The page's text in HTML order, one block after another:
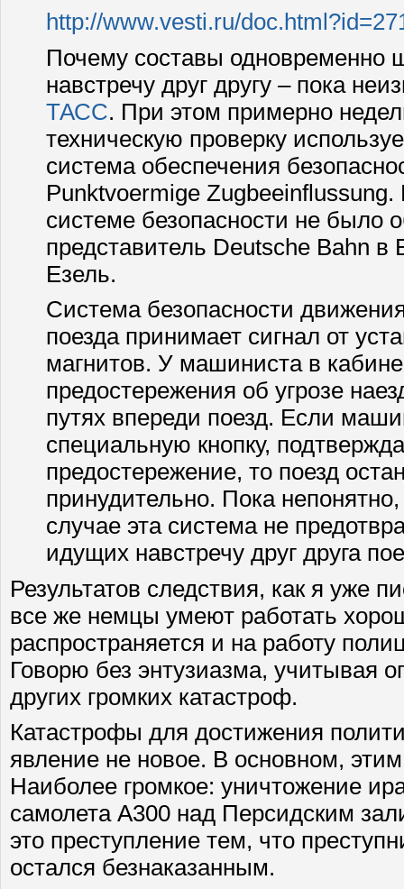
http://www.vesti.ru/
Почему составы одновременно
навстречу друг другу – пока
ТАСС. При этом примерно
техническую проверку
система обеспечения
Punktvoermige
системе безопасности не было
представитель Deutsche Bahn
Езель.
Система безопасности
поезда принимает сигнал от
магнитов. У машиниста в кабине
предостережения об угрозе
путях впереди поезд. Если
специальную кнопку,
предостережение, то поезд
принудительно. Пока
случае эта система не
идущих навстречу друг друга
Результатов следствия, как я уже
все же немцы умеют работать
распространяется и на работу
Говорю без энтузиазма, учитывая
других громких катастроф.
Катастрофы для достижения
явление не новое. В основном,
Наиболее громкое: уничтожение
самолета А300 над Персидским
это преступление тем, что
остался безнаказанным.